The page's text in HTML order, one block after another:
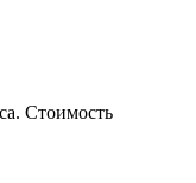
Стоимость